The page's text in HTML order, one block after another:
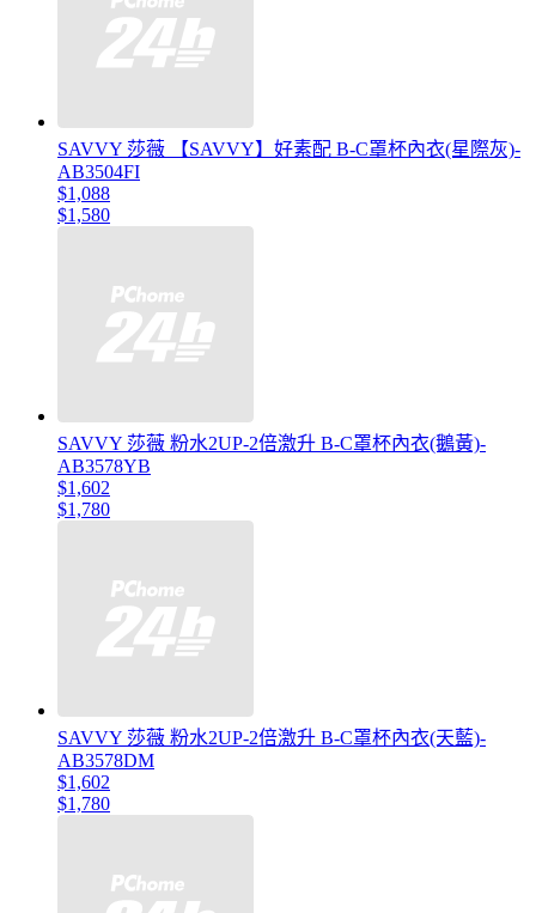
SAVVY 莎薇 【SAVVY】好素配 B-C罩杯內衣(星際灰)-
AB3504FI
$1,088
$1,580
SAVVY 莎薇 粉水2UP-2倍激升 B-C罩杯內衣(鵝黃)-
AB3578YB
$1,602
$1,780
SAVVY 莎薇 粉水2UP-2倍激升 B-C罩杯內衣(天藍)-
AB3578DM
$1,602
$1,780